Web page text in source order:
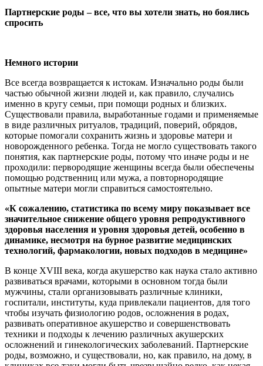
Партнерские роды – все, что вы хотели знать, но боялись
спросить
Немного истории
Все всегда возвращается к истокам. Изначально роды были
частью обычной жизни людей и, как правило, случались
именно в кругу семьи, при помощи родных и близких.
Существовали правила, выработанные годами и применяемые
в виде различных ритуалов, традиций, поверий, обрядов,
которые помогали сохранить жизнь и здоровье матери и
новорожденного ребенка. Тогда не могло существовать такого
понятия, как партнерские роды, потому что иначе роды и не
проходили: первородящие женщины всегда были обеспечены
помощью родственниц или мужа, а повторнородящие
опытные матери могли справиться самостоятельно.
«К сожалению, статистика по всему миру показывает все
значительное снижение общего уровня репродуктивного
здоровья населения и уровня здоровья детей, особенно в
динамике, несмотря на бурное развитие медицинских
технологий, фармакологии, новых подходов в медицине»
В конце XVIII века, когда акушерство как наука стало активно
развиваться врачами, которыми в основном тогда были
мужчины, стали организовывать различные клиники,
госпитали, институты, куда привлекали пациентов, для того
чтобы изучать физиологию родов, осложнения в родах,
развивать оперативное акушерство и совершенствовать
техники и подходы к лечению различных акушерских
осложнений и гинекологических заболеваний. Партнерские
роды, возможно, и существовали, но, как правило, на дому, в